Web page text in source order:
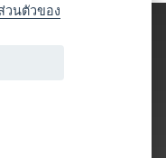
วนตัวของ